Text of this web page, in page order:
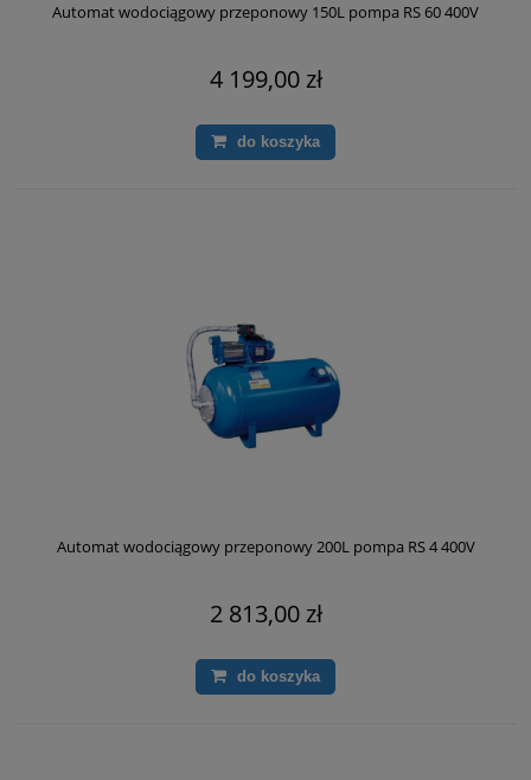
Automat wodociągowy przeponowy 150L pompa RS 60 400V
4 199,00 zł
do koszyka
Automat wodociągowy przeponowy 200L pompa RS 4 400V
2 813,00 zł
do koszyka